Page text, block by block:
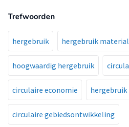
hergebruikwaardemodule toont
bespaard door oude materialen te
Hergebruik leidt in dit rekenmodel
uitstoot. Onder bepaalde
infrastuctuurmaterialen ook
materialen.
Trefwoorden
hergebruik hergebruik
hoogwaardig hergebruik
circulaire economie
circulaire gebiedsontwikkeling